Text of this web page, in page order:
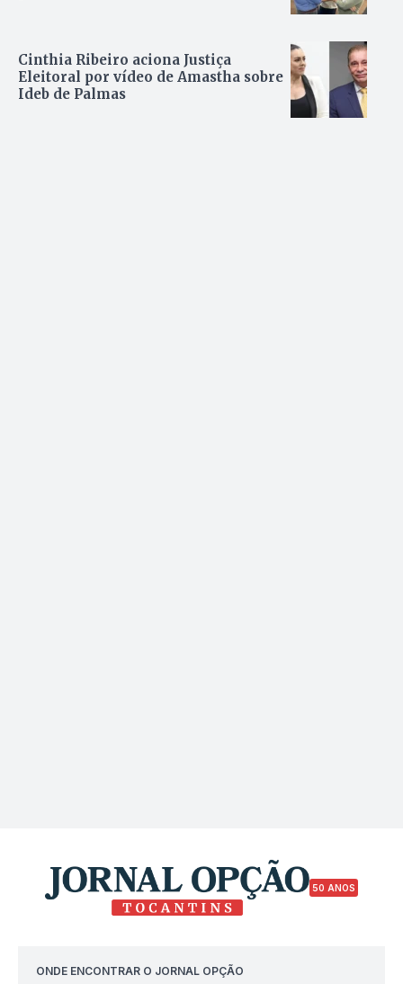
Cinthia Ribeiro aciona Justiça
Eleitoral por vídeo de Amastha sobre
Ideb de Palmas
50 ANOS
ONDE ENCONTRAR O JORNAL OPÇÃO